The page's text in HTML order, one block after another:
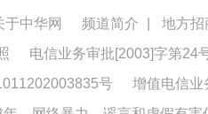
于中华网 频道简介 地方招
电信业务审批[2003]字第24
号
增值电信业